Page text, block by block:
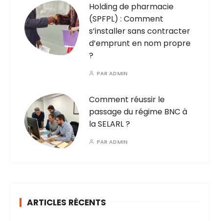
Holding de pharmacie
(SPFPL) : Comment
s’installer sans contracter
d’emprunt en nom propre
?
PARADMIN
Comment réussir le
passage du régime BNC à
la SELARL ?
PARADMIN
ARTICLES RÉCENTS